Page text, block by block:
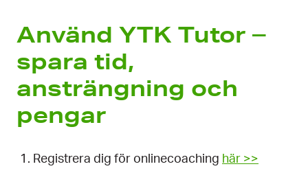
Använd YTK Tutor –
spara tid,
ansträngning och
pengar
Registrera dig för onlinecoaching här >>